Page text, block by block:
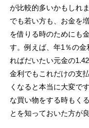
が比較的多いかもしれま
でも若い方も、お金を
を借りる時のためにも
す。例えば、年1％の
ればだいたい元金の
金利でもこれだけの支
くなると本当に大変で
な買い物をする時もく
とを知っておいた方が